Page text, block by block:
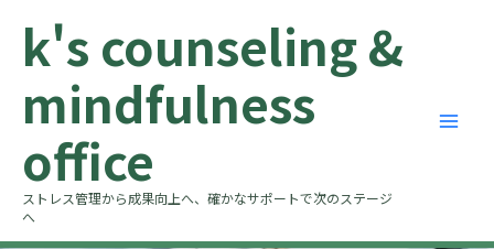
k's counseling &
mindfulness
office
ストレス管理から成果向上へ、確かなサポートで次のステージ
へ